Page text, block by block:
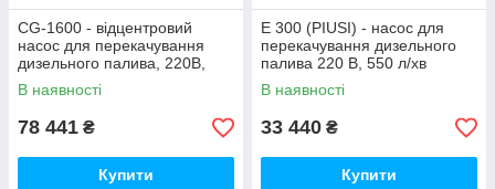
CG-1600 - відцентровий
насос для перекачування
дизельного палива, 220В,
600-1600 л/хв, (Gespasa)
В наявності
78 441 ₴
Купити
E 300 (PIUSI) - насос для
перекачування дизельного
палива 220 В, 550 л/хв
В наявності
33 440 ₴
Купити